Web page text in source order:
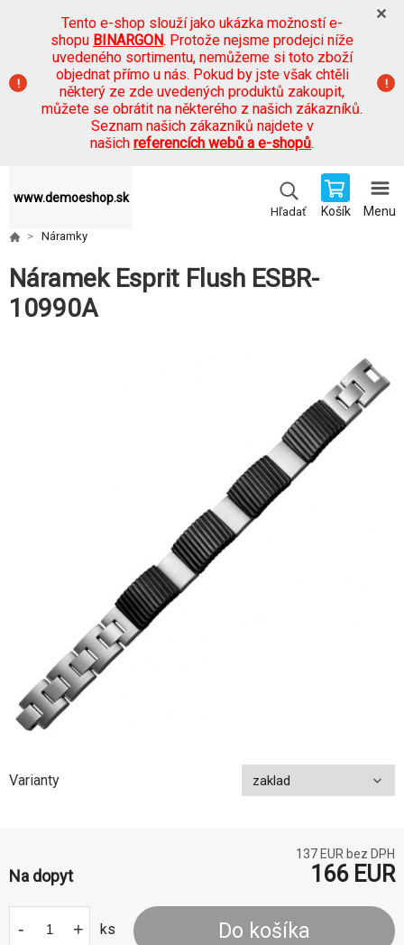
Tento e-shop slouží jako ukázka možností e-
shopu BINARGON. Protože nejsme prodejci níže
uvedeného sortimentu, nemůžeme si toto zboží
objednat přímo u nás. Pokud by jste však chtěli
některý ze zde uvedených produktů zakoupit,
můžete se obrátit na některého z našich zákazníků.
Seznam našich zákazníků najdete v
našich referencích webů a e-shopů.
www.demoeshop.sk
Hľadať Košík Menu
Náramky
Náramek Esprit Flush ESBR-
10990A
Varianty
137 EUR bez DPH
Na dopyt 166EUR
- + ks Do košíka